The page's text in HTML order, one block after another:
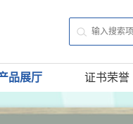
品展厅 证书荣誉